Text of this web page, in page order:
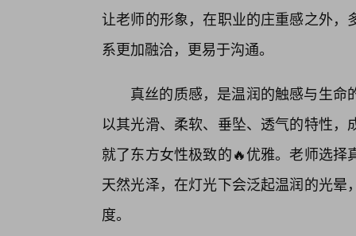
让老师的形象，在职业的庄重感之外
系更加融洽，更易于沟通。
真丝的质感，是温润的触感与生
以其光滑、柔软、垂坠、透气的特性
就了东方女性极致的🔥优雅。老师选
天然光泽，在灯光下会泛起温润的光
度。